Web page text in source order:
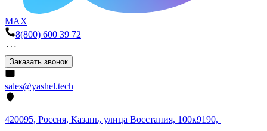
MAX
8(800) 600 39 72
Заказать звонок
sales@yashel.tech
420095, Россия, Казань, улица Восстания, 100к9190,